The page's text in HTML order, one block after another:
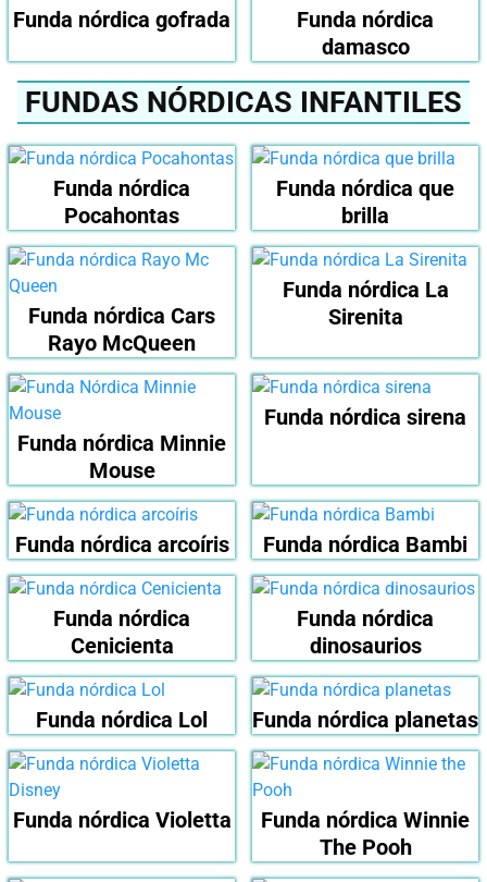
Funda nórdica gofrada
Funda nórdica
damasco
FUNDAS NÓRDICAS INFANTILES
Funda nórdica
Pocahontas
Funda nórdica que
brilla
Funda nórdica Cars
Rayo McQueen
Funda nórdica La
Sirenita
Funda nórdica Minnie
Mouse
Funda nórdica sirena
Funda nórdica arcoíris Funda nórdica Bambi
Funda nórdica
Cenicienta
Funda nórdica
dinosaurios
Funda nórdica Lol Funda nórdica planetas
Funda nórdica Violetta
Funda nórdica Winnie
The Pooh